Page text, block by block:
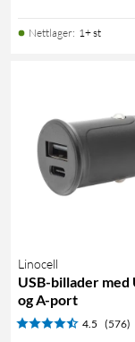
Nettlager: 1+ st
Linocell
USB-billader med
og A-port
4.5 (576)